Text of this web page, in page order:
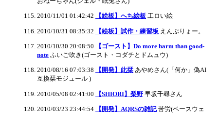
2010/11/01 01:42:42 【絵板】へち絵板 工ロい絵
2010/10/31 08:35:32 【絵板】試作・練習板 えんぶりょー。
2010/10/30 20:08:50
【ゴースト】Do more harm than good-
note ふいご吹き(ゴースト・コダチとドムュウ)
2010/08/16 07:03:38 【開発】此栞 あやめさん(「何か」偽AI
互換栞モジュール )
2010/05/08 02:41:00 【SHIORI】梨野 早坂千尋さん
2010/03/23 23:44:54 【開発】AQRSの雑記 苦労(ベースウェ